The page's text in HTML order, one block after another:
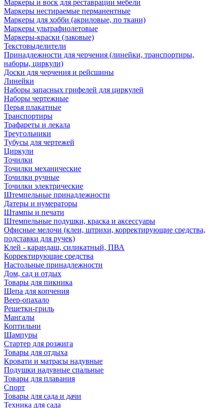
Маркеры и воск для реставрации мебели
Маркеры нестираемые перманентные
Маркеры для хобби (акриловые, по ткани)
Маркеры ультрафиолетовые
Маркеры-краски (лаковые)
Текстовыделители
Принадлежности для черчения (линейки, транспортиры,
наборы, циркули)
Доски для черчения и рейсшины
Линейки
Наборы запасных грифелей для циркулей
Наборы чертежные
Перья плакатные
Транспортиры
Трафареты и лекала
Треугольники
Тубусы для чертежей
Циркули
Точилки
Точилки механические
Точилки ручные
Точилки электрические
Штемпельные принадлежности
Датеры и нумераторы
Штампы и печати
Штемпельные подушки, краска и аксессуары
Офисные мелочи (клеи, штрихи, корректирующие средства,
подставки для ручек)
Клей - карандаш, силикатный, ПВА
Корректирующие средства
Настольные принадлежности
Дом, сад и отдых
Товары для пикника
Щепа для копчения
Веер-опахало
Решетки-гриль
Мангалы
Коптильни
Шампуры
Стартер для розжига
Товары для отдыха
Кровати и матрасы надувные
Подушки надувные спальные
Товары для плавания
Спорт
Товары для сада и дачи
Техника для сада